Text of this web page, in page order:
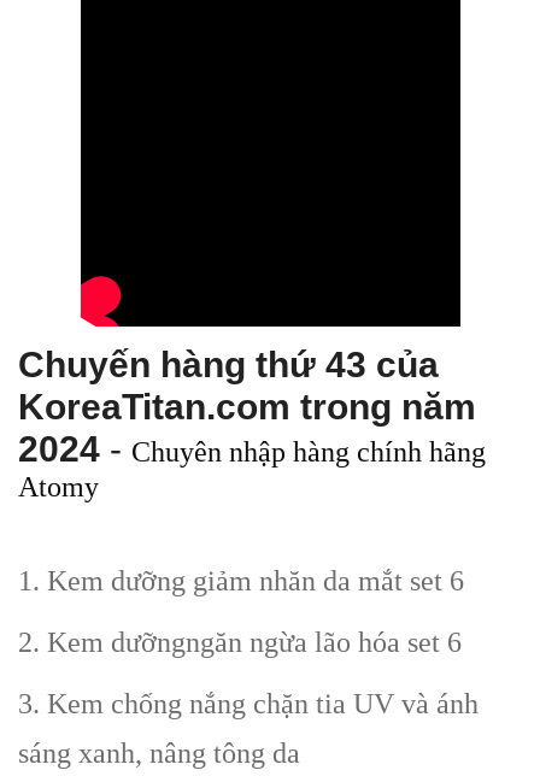
Chuyến hàng thứ 43 của
KoreaTitan.com trong năm
2024 - Chuyên nhập hàng chính hãng
Atomy
1. Kem dưỡng giảm nhăn da mắt set 6
2. Kem dưỡngngăn ngừa lão hóa set 6
3. Kem chống nắng chặn tia UV và ánh
sáng xanh, nâng tông da